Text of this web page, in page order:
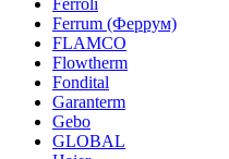
Ferroli
Ferrum (Феррум)
FLAMCO
Flowtherm
Fondital
Garanterm
Gebo
GLOBAL